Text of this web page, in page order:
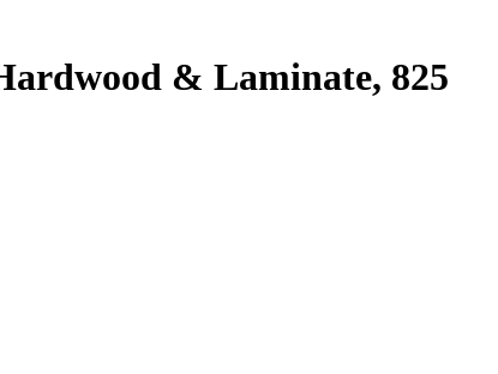
& Laminate, 825